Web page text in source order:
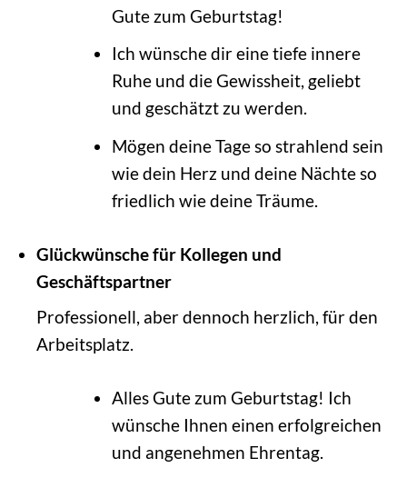
Gute zum Geburtstag!
Ich wünsche dir eine tiefe innere
Ruhe und die Gewissheit, geliebt
und geschätzt zu werden.
Mögen deine Tage so strahlend sein
wie dein Herz und deine Nächte so
friedlich wie deine Träume.
Glückwünsche für Kollegen und
Geschäftspartner
Professionell, aber dennoch herzlich, für den
Arbeitsplatz.
Alles Gute zum Geburtstag! Ich
wünsche Ihnen einen erfolgreichen
und angenehmen Ehrentag.